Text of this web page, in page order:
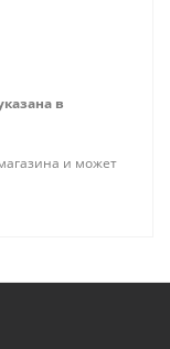
в
и может